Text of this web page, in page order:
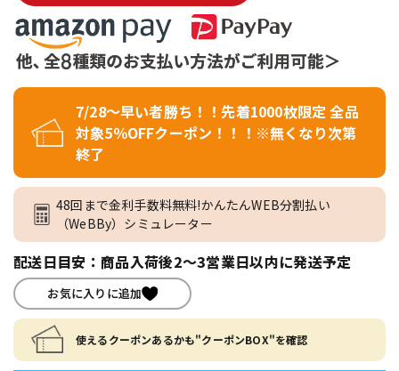
7/28～早い者勝ち！！先着1000枚限定 全品
対象5％OFFクーポン！！！※無くなり次第
終了
48回まで金利手数料無料!かんたんWEB分割払い
（WeBBy）シミュレーター
配送日目安：商品入荷後2～3営業日以内に発送予定
お気に入りに追加
使えるクーポンあるかも"クーポンBOX"を確認